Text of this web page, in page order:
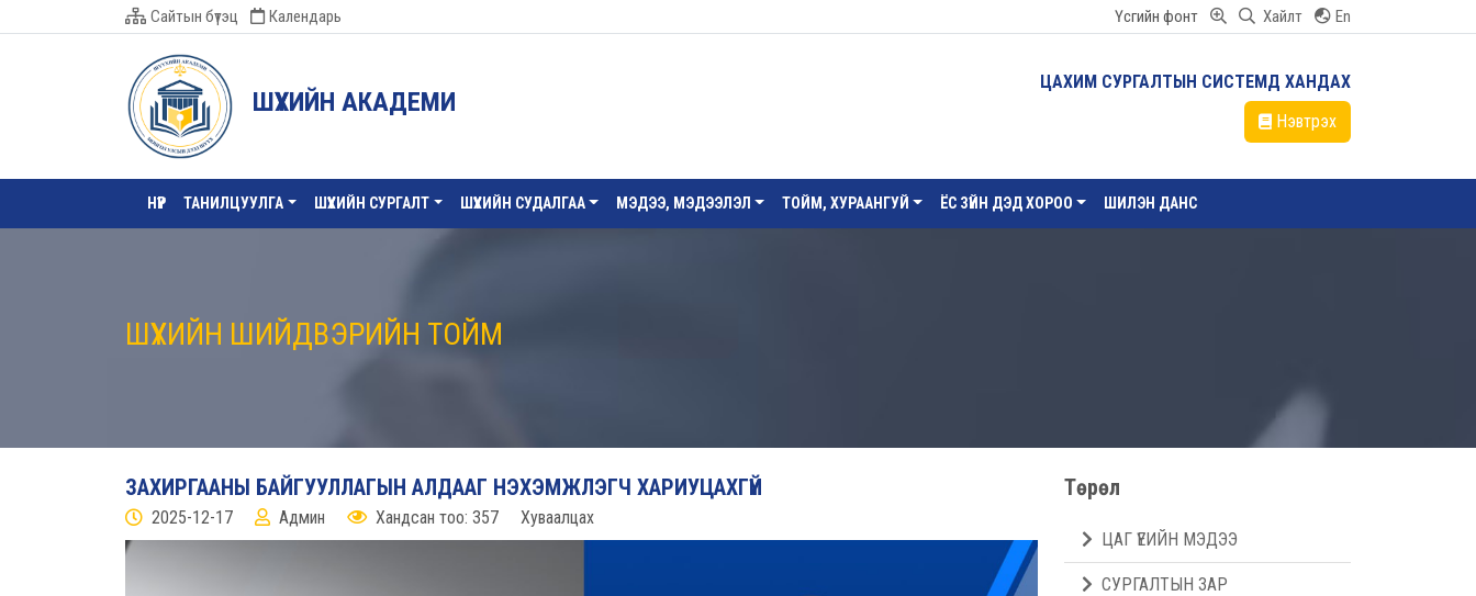
Сайтын бүтэц Календарь Үсгийн фонт Хайлт En
ШҮҮХИЙН АКАДЕМИ
ЦАХИМ СУРГАЛТЫН СИСТЕМД ХАНДАХ
Нэвтрэх
НҮҮР ТАНИЛЦУУЛГА ШҮҮХИЙН СУРГАЛТ ШҮҮХИЙН СУДАЛГАА МЭДЭЭ, МЭДЭЭЛЭЛ ТОЙМ, ХУРААНГУЙ ЁС ЗҮЙН ДЭД ХОРОО ШИЛЭН ДАНС
ШҮҮХИЙН ШИЙДВЭРИЙН ТОЙМ
ЗАХИРГААНЫ БАЙГУУЛЛАГЫН АЛДААГ НЭХЭМЖЛЭГЧ ХАРИУЦАХГҮЙ
2025-12-17 Админ Хандсан тоо: 357 Хуваалцах
Төрөл
ЦАГ ҮЕИЙН МЭДЭЭ
СУРГАЛТЫН ЗАР